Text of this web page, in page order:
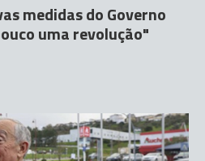
medidas do Governo
uma revolução"